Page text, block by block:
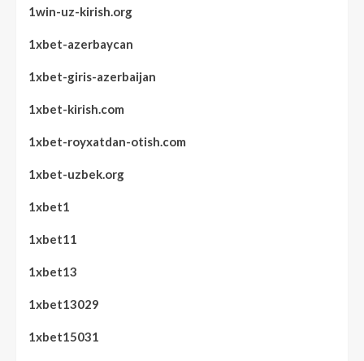
1win-uz-kirish.org
1xbet-azerbaycan
1xbet-giris-azerbaijan
1xbet-kirish.com
1xbet-royxatdan-otish.com
1xbet-uzbek.org
1xbet1
1xbet11
1xbet13
1xbet13029
1xbet15031